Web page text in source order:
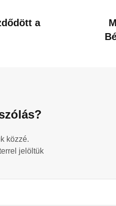
a
közzé.
jelöltük